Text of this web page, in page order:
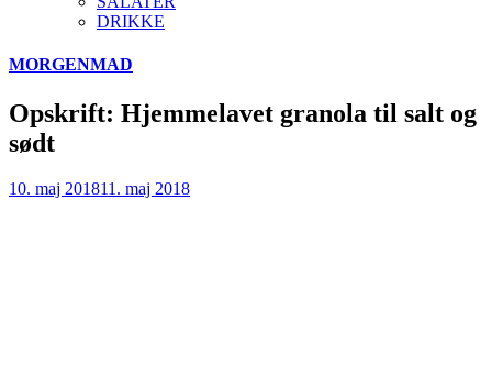
DRIKKE
Skip
content
MORGENMAD
Opskrift: Hjemmelavet granola til salt og
sødt
10. maj 201811. maj 2018